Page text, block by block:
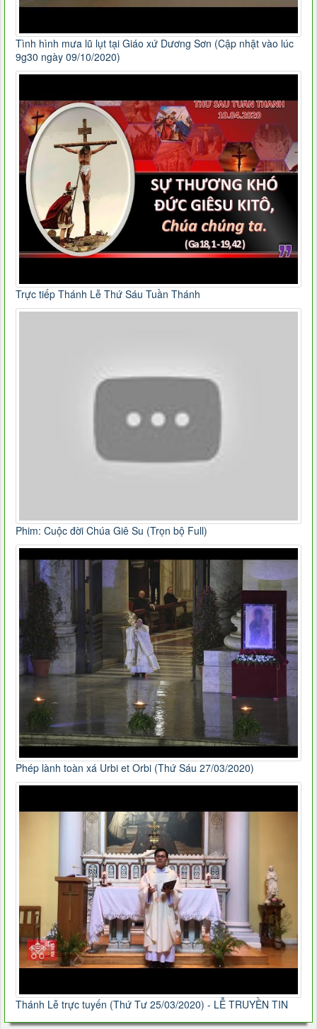
Tình hình mưa lũ lụt tại Giáo xứ Dương Sơn (Cập nhật vào lúc
9g30 ngày 09/10/2020)
Trực tiếp Thánh Lễ Thứ Sáu Tuần Thánh
Phim: Cuộc đời Chúa Giê Su (Trọn bộ Full)
Phép lành toàn xá Urbi et Orbi (Thứ Sáu 27/03/2020)
Thánh Lễ trực tuyến (Thứ Tư 25/03/2020) - LỄ TRUYỀN TIN